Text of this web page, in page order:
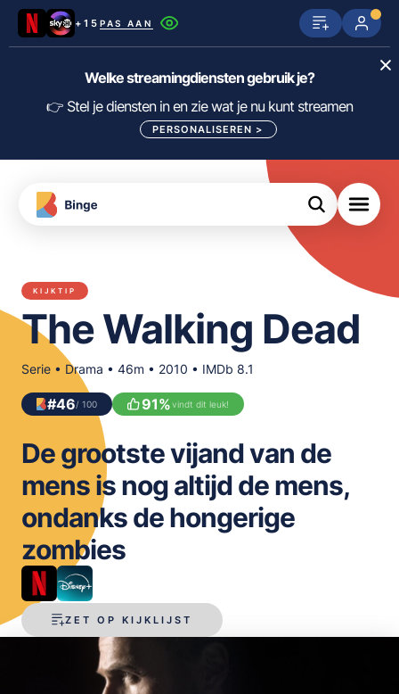
+15 PAS AAN
Netflix SkyShowtime Prime Video
Disney+ Videoland HBO Max
Viaplay Apple TV
KIJK
Canal+
FILTER FILMS EN SERIES OP MIJN
DIENSTEN
ALLES/NIETS SELECTEREN
Welke streamingdiensten gebruik je?
👉 Stel je diensten in en zie wat je nu kunt streamen
PERSONALISEREN >
Download
Binge
App
KIJKTIP
The Walking Dead
Serie • Drama • 46m • 2010 • IMDb 8.1
#46/ 100 91%vindt dit leuk!
ZET OP KIJKLIJST
De grootste vijand van de
mens is nog altijd de mens,
ondanks de hongerige
zombies